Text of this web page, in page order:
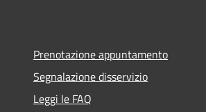
Prenotazione appuntamento
Segnalazione disservizio
Leggi le FAQ